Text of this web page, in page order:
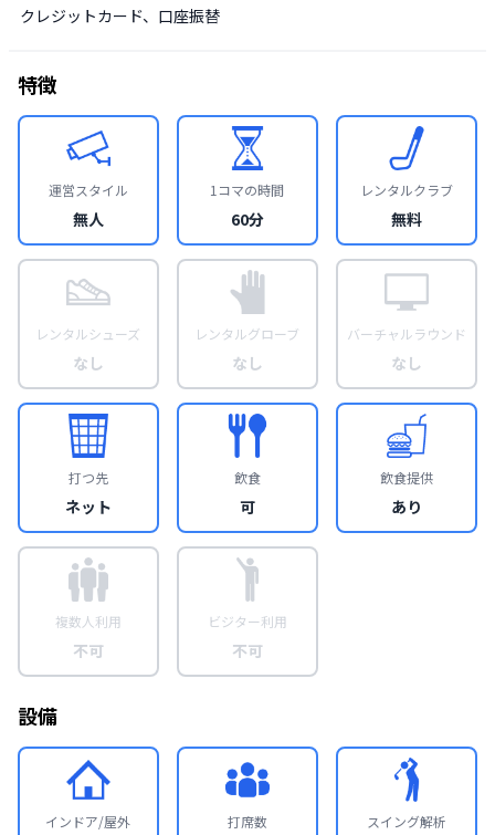
クレジットカード、口座振替
特徴
運営スタイル
無人
1コマの時間
60分
レンタルクラブ
無料
レンタルシューズ
なし
レンタルグローブ
なし
バーチャルラウンド
なし
打つ先
ネット
飲食
可
飲食提供
あり
複数人利用
不可
ビジター利用
不可
設備
インドア/屋外 打席数 スイング解析